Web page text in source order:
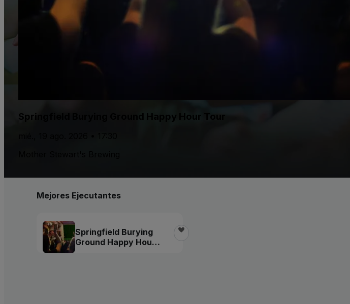
Springfield Burying Ground Happy Hour Tour
Mejores Ejecutantes
Springfield Burying
Ground Happy Hour